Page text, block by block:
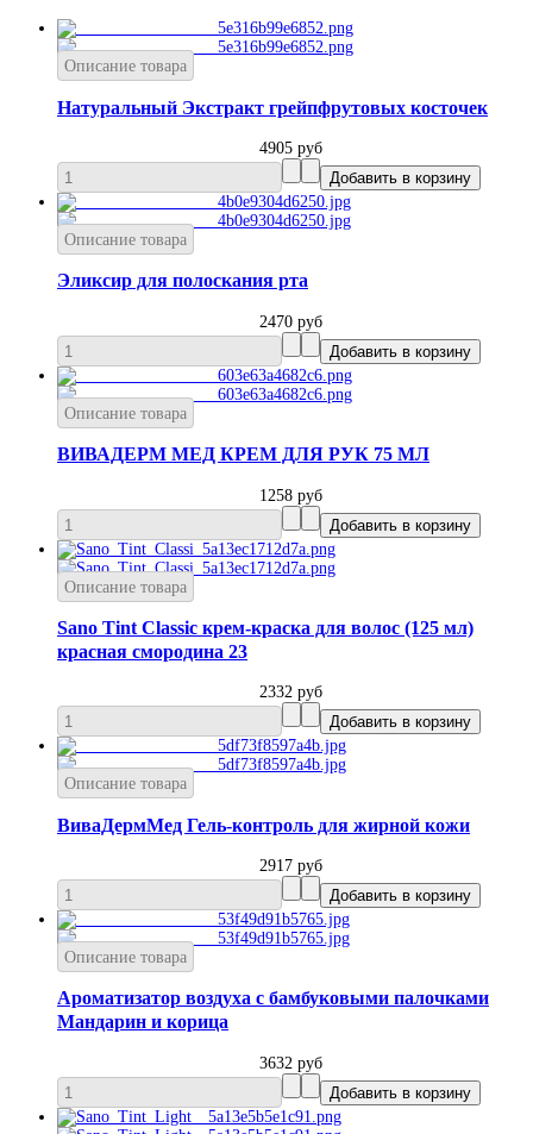
Описание товара
Натуральный Экстракт грейпфрутовых косточек
4905 руб
Описание товара
Эликсир для полоскания рта
2470 руб
Описание товара
ВИВАДЕРМ МЕД КРЕМ ДЛЯ РУК 75 МЛ
1258 руб
Описание товара
Sano Tint Classic крем-краска для волос (125 мл)
красная смородина 23
2332 руб
Описание товара
ВиваДермМед Гель-контроль для жирной кожи
2917 руб
Описание товара
Ароматизатор воздуха с бамбуковыми палочками
Мандарин и корица
3632 руб